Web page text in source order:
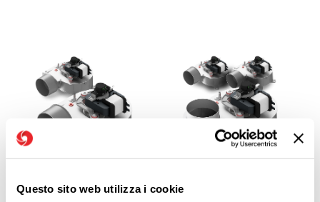
Questo sito web utilizza i cookie
EV120